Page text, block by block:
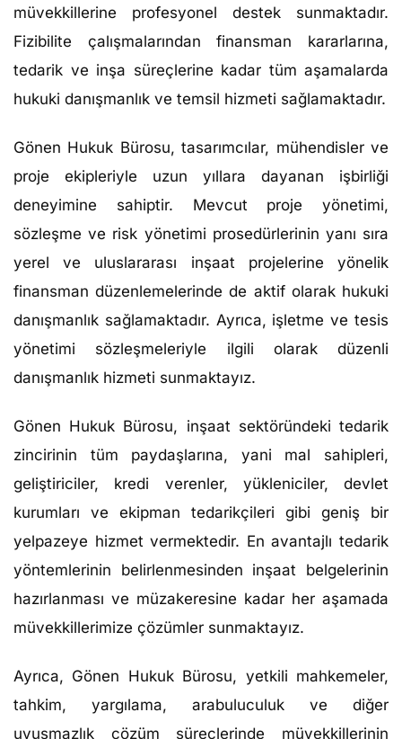
müvekkillerine profesyonel destek sunmaktadır.
Fizibilite çalışmalarından finansman kararlarına,
tedarik ve inşa süreçlerine kadar tüm aşamalarda
hukuki danışmanlık ve temsil hizmeti sağlamaktadır.
Gönen Hukuk Bürosu, tasarımcılar, mühendisler ve
proje ekipleriyle uzun yıllara dayanan işbirliği
deneyimine sahiptir. Mevcut proje yönetimi,
sözleşme ve risk yönetimi prosedürlerinin yanı sıra
yerel ve uluslararası inşaat projelerine yönelik
finansman düzenlemelerinde de aktif olarak hukuki
danışmanlık sağlamaktadır. Ayrıca, işletme ve tesis
yönetimi sözleşmeleriyle ilgili olarak düzenli
danışmanlık hizmeti sunmaktayız.
Gönen Hukuk Bürosu, inşaat sektöründeki tedarik
zincirinin tüm paydaşlarına, yani mal sahipleri,
geliştiriciler, kredi verenler, yükleniciler, devlet
kurumları ve ekipman tedarikçileri gibi geniş bir
yelpazeye hizmet vermektedir. En avantajlı tedarik
yöntemlerinin belirlenmesinden inşaat belgelerinin
hazırlanması ve müzakeresine kadar her aşamada
müvekkillerimize çözümler sunmaktayız.
Ayrıca, Gönen Hukuk Bürosu, yetkili mahkemeler,
tahkim, yargılama, arabuluculuk ve diğer
uyuşmazlık çözüm süreçlerinde müvekkillerinin